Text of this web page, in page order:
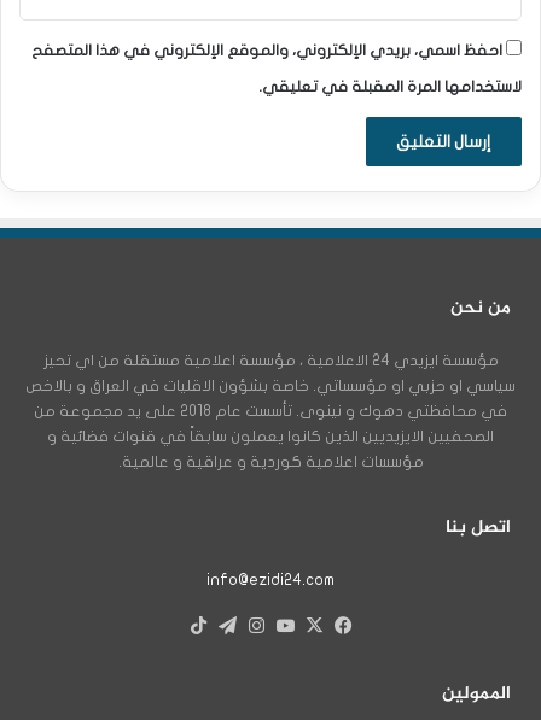
احفظ اسمي، بريدي الإلكتروني، والموقع الإلكتروني في هذا المتصفح
لاستخدامها المرة المقبلة في تعليقي.
من نحن
مؤسسة ايزيدي 24 الاعلامية ، مؤسسة اعلامية مستقلة من اي تحيز
سياسي او حزبي او مؤسساتي. خاصة بشؤون الاقليات في العراق و بالاخص
في محافظتي دهوك و نينوى. تأسست عام 2018 على يد مجموعة من
الصحفيين الايزيديين الذين كانوا يعملون سابقاً في قنوات فضائية و
مؤسسات اعلامية كوردية و عراقية و عالمية.
اتصل بنا
info@ezidi24.com
فيسبوك
X يوتيوبانستقرام
تيلقرام
الممولين